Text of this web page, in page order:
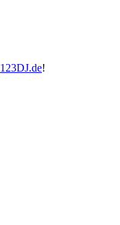
123DJ.de!